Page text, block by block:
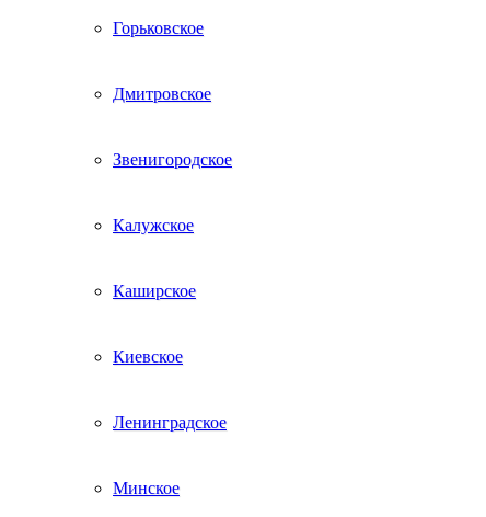
Горьковское
Дмитровское
Звенигородское
Калужское
Каширское
Киевское
Ленинградское
Минское